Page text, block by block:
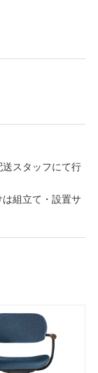
送スタッフにて行
組立て・設置サ